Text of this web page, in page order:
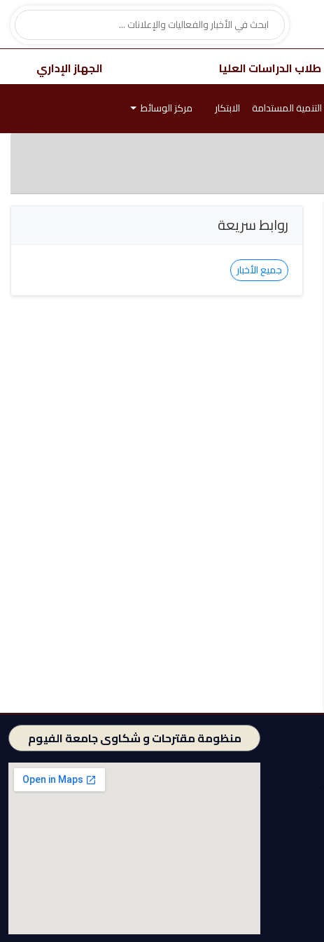
طلاب الدراسات العليا الجهاز الإداري
التنمية المستدامة الابتكار مركز الوسائط
روابط سريعة
جميع الأخبار
منظومة مقترحات و شكاوى جامعة الفيوم